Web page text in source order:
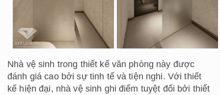
Nhà vệ sinh trong thiết kế văn phòng này được
đánh giá cao bởi sự tinh tế và tiện nghi. Với thiết
kế hiện đại, nhà vệ sinh ghi điểm tuyệt đối bởi thiết